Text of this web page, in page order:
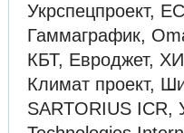
Укрспецпроект,
Гаммаграфик,
КБТ, Евроджет,
Климат проект,
SARTORIUS ICR,